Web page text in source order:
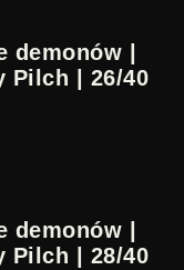
demonów |
Pilch | 26/40
demonów |
Pilch | 28/40